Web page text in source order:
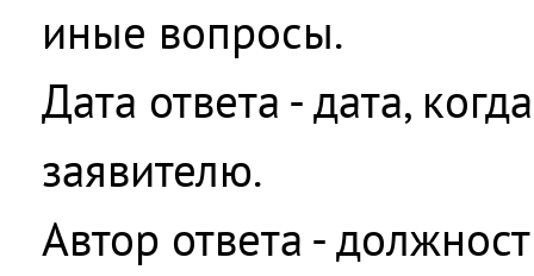
иные вопросы.
Дата ответа - дата,
заявителю.
Автор ответа -